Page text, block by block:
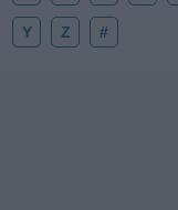
Y Z #